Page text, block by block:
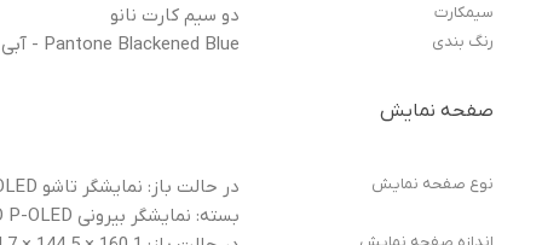
سیمکارت دو سیم کارت نانو
رنگ بندی Pantone Blackened Blue - آبی تیره دودی, Pantone Lily White - سفید صدفی یاسی
صفحه نمایش
نوع صفحه نمایش
بسته: نمایشگر بیرونی LTPO P-OLED با نمایش ۱ میلیارد رنگ، پشتیبانی از Dolby Vision و HDR10+، حداکثر روشنایی 6000 نیت